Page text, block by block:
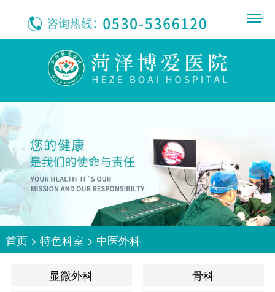
首页> 特色科室 > 中医外科
显微外科
骨科